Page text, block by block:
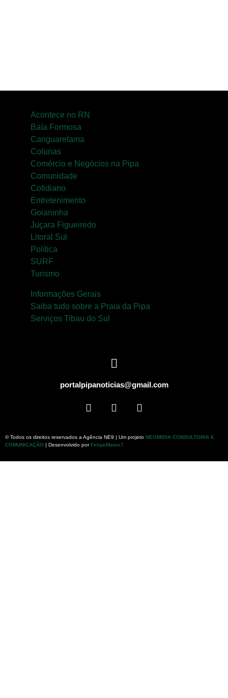
Acontece no RN
Baía Formosa
Canguaretama
Colunas
Comércio e Negócios na Pipa
Comunidade
Cotidiano
Entretenimento
Goianinha
Juçara Figueiredo
Litoral Sul
Política
SURF
Turismo
Informações Gerais
Saiba tudo sobre a Praia da Pipa
Serviços Tibau do Sul
portalpipanoticias@gmail.com
© Todos os direitos reservados a Agência NE9 | Um projeto NEOMIDIA CONSULTORIA E
COMUNICAÇÃO | Desenvolvido porFelipeMatos7